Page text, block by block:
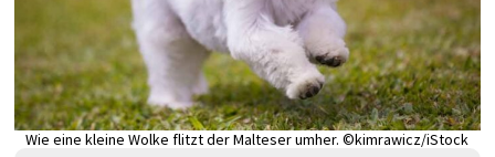
Wie eine kleine Wolke flitzt der Malteser umher. ©kimrawicz/iStock